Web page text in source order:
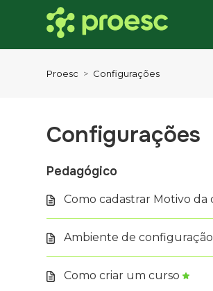
Proesc Configurações
Configurações
Pedagógico
Como cadastrar Motivo da
Ambiente de configuração
Como criar um curso